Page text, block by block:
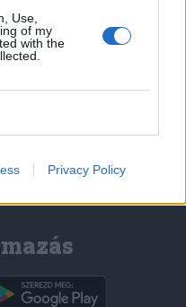
Use,
of my
with the
Privacy Policy